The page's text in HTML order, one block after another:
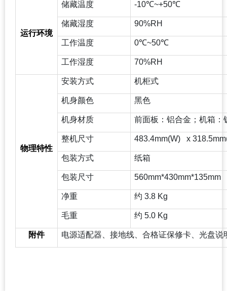
运行环境
储藏温度 -10℃~+50℃
储藏湿度 90%RH
工作温度 0℃~50℃
工作湿度 70%RH
物理特性
安装方式 机柜式
机身颜色 黑色
机身材质 前面板：铝合金；机箱：
整机尺寸 483.4mm(W) x
包装方式 纸箱
包装尺寸 560mm*430mm*135mm
净重 约 3.8 Kg
毛重 约 5.0 Kg
附件 电源适配器、接地线、合格证保修卡、光盘说